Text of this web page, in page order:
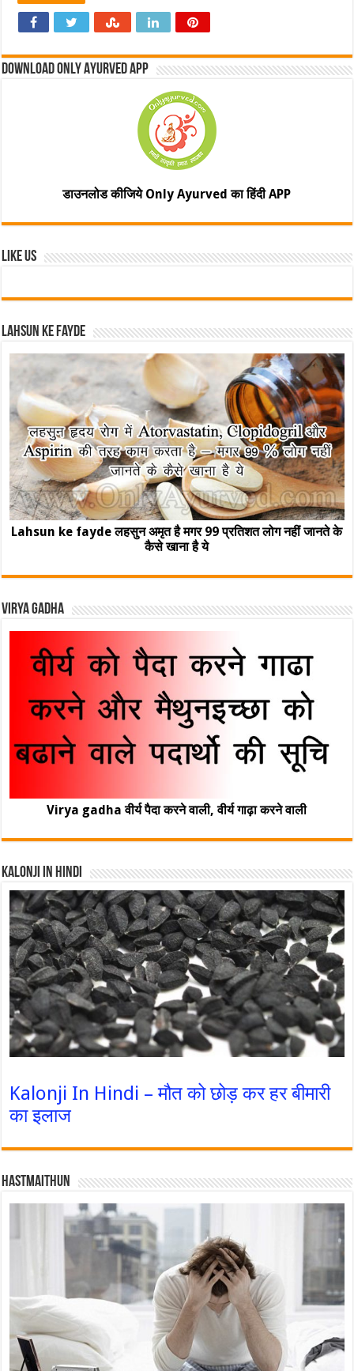
Download Only Ayurved App
डाउनलोड कीजिये Only Ayurved का हिंदी APP
Like Us
Lahsun ke fayde
Lahsun ke fayde लहसुन अमृत है मगर 99 प्रतिशत लोग नहीं जानते के
कैसे खाना है ये
Virya Gadha
Virya gadha वीर्य पैदा करने वाली, वीर्य गाढ़ा करने वाली
Kalonji In Hindi
Kalonji In Hindi – मौत को छोड़ कर हर बीमारी
का इलाज
Hastmaithun